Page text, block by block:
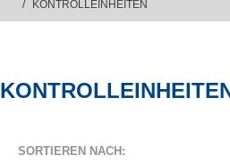
KONTROLLEINHEITEN
SORTIEREN NACH: